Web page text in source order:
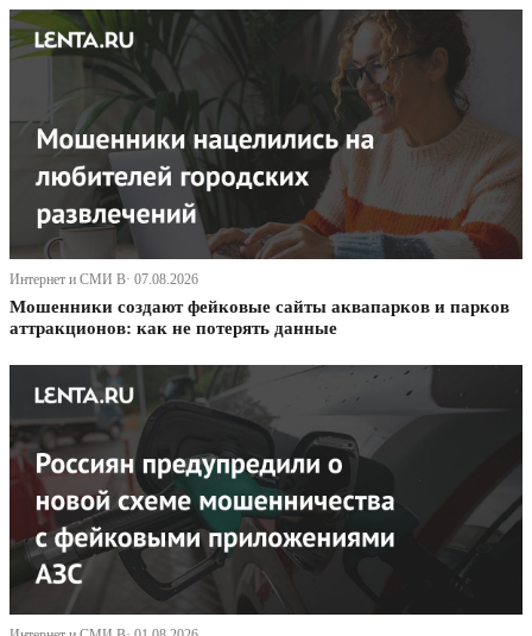
Интернет и СМИ В· 07.08.2026
Мошенники создают фейковые сайты аквапарков и парков
аттракционов: как не потерять данные